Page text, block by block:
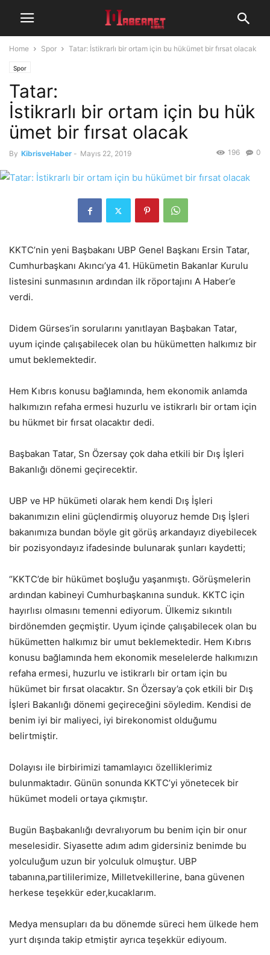
Home Spor Tatar: İstikrarlı bir ortam için bu hükümet bir fırsat olacak
Spor
Tatar:
İstikrarlı bir ortam için bu hük
ümet bir fırsat olacak
By KibrisveHaber - Mayıs 22, 2019 0
196
KKTC’nin yeni Başbakanı UBP Genel Başkanı Ersin Tatar,
Cumhurbaşkanı Akıncı’ya 41. Hükümetin Bakanlar Kurulu
listesini sunmasının ardından ilk röportajını A Haber’e
verdi.
Didem Gürses’in sorularını yanıtlayan Başbakan Tatar,
uyum içinde çalışabilecek olan bu hükümetten halkımız bir
umut beklemektedir.
Hem Kıbrıs konusu bağlamında, hem ekonomik anlamda
halkımızın refaha ermesi huzurlu ve istikrarlı bir ortam için
bu hükmet bir fırsat olacaktır dedi.
Başbakan Tatar, Sn Özersay çok daha etkili bir Dış İşleri
Bakanlığı dönemi geçirecektir.
UBP ve HP hükümeti olarak hem kendi Dış İşleri
bakanımızın elini güçlendirmiş oluyoruz hemde Dış İşleri
bakanımıza bundan böyle git görüş arkandayız diyebilecek
bir pozisyondayız ifadesinde bulunarak şunları kaydetti;
‘’KKTC’de bir hükümet boşluğu yaşanmıştı. Görüşmelerin
ardından kabineyi Cumhurbaşkanına sunduk. KKTC için
hayırlısı olmasını temenni ediyorum. Ülkemiz sıkıntılı
birdönemden geçmiştir. Uyum içinde çalışabilecek olan bu
hükümetten halkımız bir umut beklemektedir. Hem Kıbrıs
konusu bağlamında hem ekonomik meselelerde halkımızın
refaha ermesi, huzurlu ve istikrarlı bir ortam için bu
hükümet bir fırsat olacaktır. Sn Özersay’a çok etkili bir Dış
İşleri Bakanlığı dönemi geçireceğini söyledim. Kendisi de
benim iyi bir maliyeci, iyi birekonomist olduğumu
belirtmiştir.
Dolayısı ile birbirimizi tamamlayıcı özelliklerimiz
bulunmaktadır. Günün sonunda KKTC’yi yönetecek bir
hükümet modeli ortaya çıkmıştır.
Bugün Başbakanlığı devralıyorum bu benim için bir onur
meselesidir. Siyasette adım adım gidersiniz benimde bu
yolculuğum uzun bir yolculuk olmuştur. UBP
tabanına,partililerimize, Milletvekillerine, bana güvenen
herkese teşekkür eder,kucaklarım.
Medya mensupları da bu dönemde süreci hem ülkede hem
yurt dışında takip etmiştir ayrıca teşekkür ediyoum.